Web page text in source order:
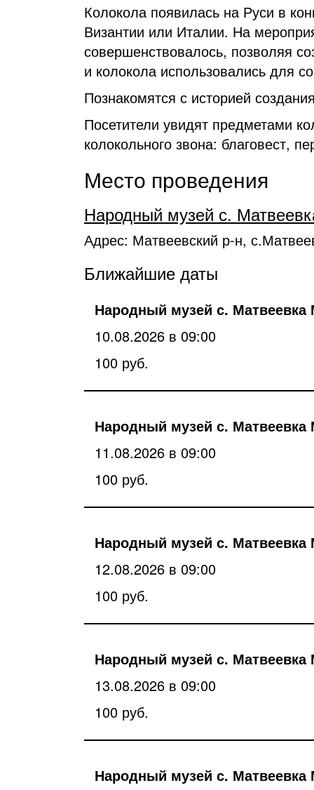
Колокола появилась на Руси в
Византии или Италии. На
совершенствовалось, позволяя
и колокола использовались для
Познакомятся с историей
Посетители увидят предметами
колокольного звона: благовест,
Место проведения
Народный музей с.
Адрес: Матвеевский р-н,
Ближайшие даты
Народный музей с. Матвеевка
10.08.2026 в 09:00
100 руб.
Народный музей с. Матвеевка
11.08.2026 в 09:00
100 руб.
Народный музей с. Матвеевка
12.08.2026 в 09:00
100 руб.
Народный музей с. Матвеевка
13.08.2026 в 09:00
100 руб.
Народный музей с. Матвеевка